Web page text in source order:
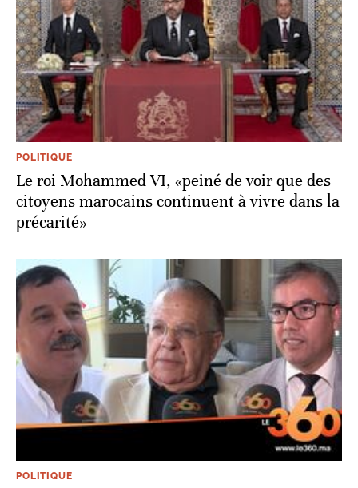
POLITIQUE
Le roi Mohammed VI, «peiné de voir que des
citoyens marocains continuent à vivre dans la
précarité»
POLITIQUE